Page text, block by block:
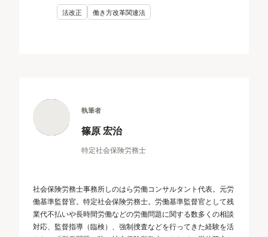
法改正 働き方改革関連法
執筆者
篠原 宏治
特定社会保険労務士
社会保険労務士事務所しのはら労働コンサルタント代表。元労
働基準監督官。特定社会保険労務士。労働基準監督官として残
業代不払いや長時間労働などの労働問題に関する数多くの相談
対応、監督指導（臨検）、強制捜査などを行ってきた経験を活